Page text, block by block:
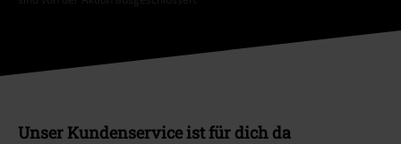
Unser Kundenservice ist für dich da